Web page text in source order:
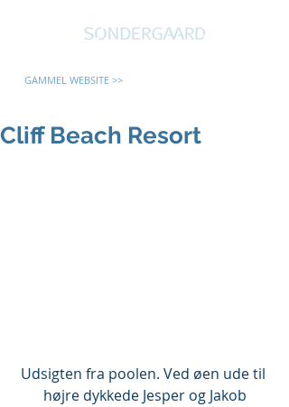
GAMMEL WEBSITE >>
Cliff Beach Resort
Udsigten fra poolen. Ved øen ude til
højre dykkede Jesper og Jakob